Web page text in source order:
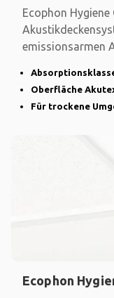
Ecophon
emissionsarmen
Oberfläche
Für trockene
Ecophon